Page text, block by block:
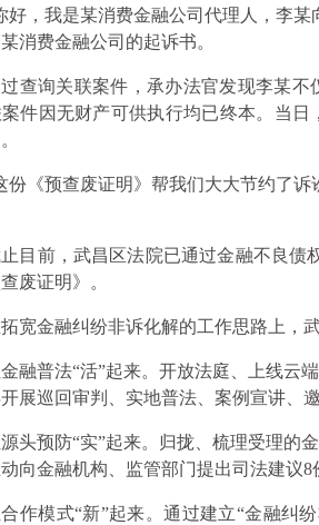
好，我是某消费金融公司代理人，李
消费金融公司的起诉书。
查询关联案件，承办法官发现李某
案件因无财产可供执行均已终本。当
份《预查废证明》帮我们大大节约了
目前，武昌区法院已通过金融不良债
废证明》。
宽金融纠纷非诉化解的工作思路上
融普法“活”起来。开放法庭、上线云
开展巡回审判、实地普法、案例宣讲、
头预防“实”起来。归拢、梳理受理的
向金融机构、监管部门提出司法建议8
作模式“新”起来。通过建立“金融纠